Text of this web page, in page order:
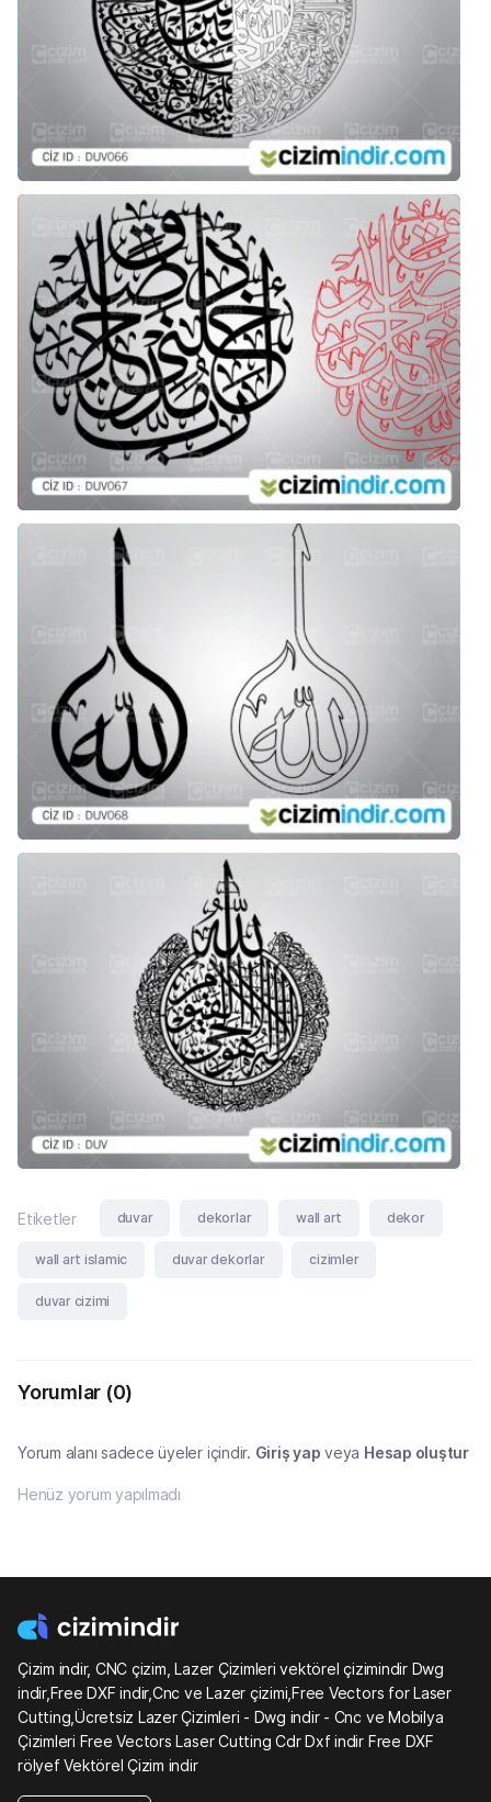
Etiketler duvar dekorlar wall art dekor
wall art islamic duvar dekorlar cizimler
duvar cizimi
Yorumlar (0)
Yorum alanı sadece üyeler içindir. Giriş yap veya Hesap oluştur
Henüz yorum yapılmadı
Çizim indir, CNC çizim, Lazer Çizimleri vektörel çizimindir Dwg
indir,Free DXF indir,Cnc ve Lazer çizimi,Free Vectors for Laser
Cutting,Ücretsiz Lazer Çizimleri - Dwg indir - Cnc ve Mobilya
Çizimleri Free Vectors Laser Cutting Cdr Dxf indir Free DXF
rölyef Vektörel Çizim indir